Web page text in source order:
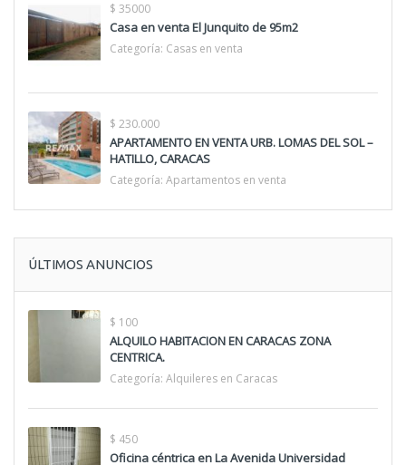
$ 35000
Casa en venta El Junquito de 95m2
Categoría: Casas en venta
$ 230.000
APARTAMENTO EN VENTA URB. LOMAS DEL SOL –
HATILLO, CARACAS
Categoría: Apartamentos en venta
ÚLTIMOS ANUNCIOS
$ 100
ALQUILO HABITACION EN CARACAS ZONA
CENTRICA.
Categoría: Alquileres en Caracas
$ 450
Oficina céntrica en La Avenida Universidad